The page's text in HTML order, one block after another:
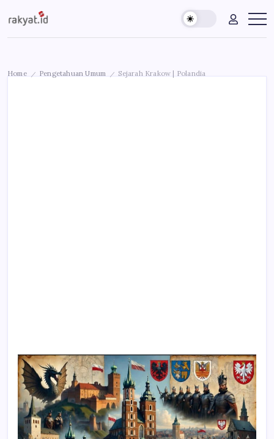
to
content
Rakyat.id
Edukasi
Masyarakat
Home / Pengetahuan Umum / Sejarah Krakow | Polandia